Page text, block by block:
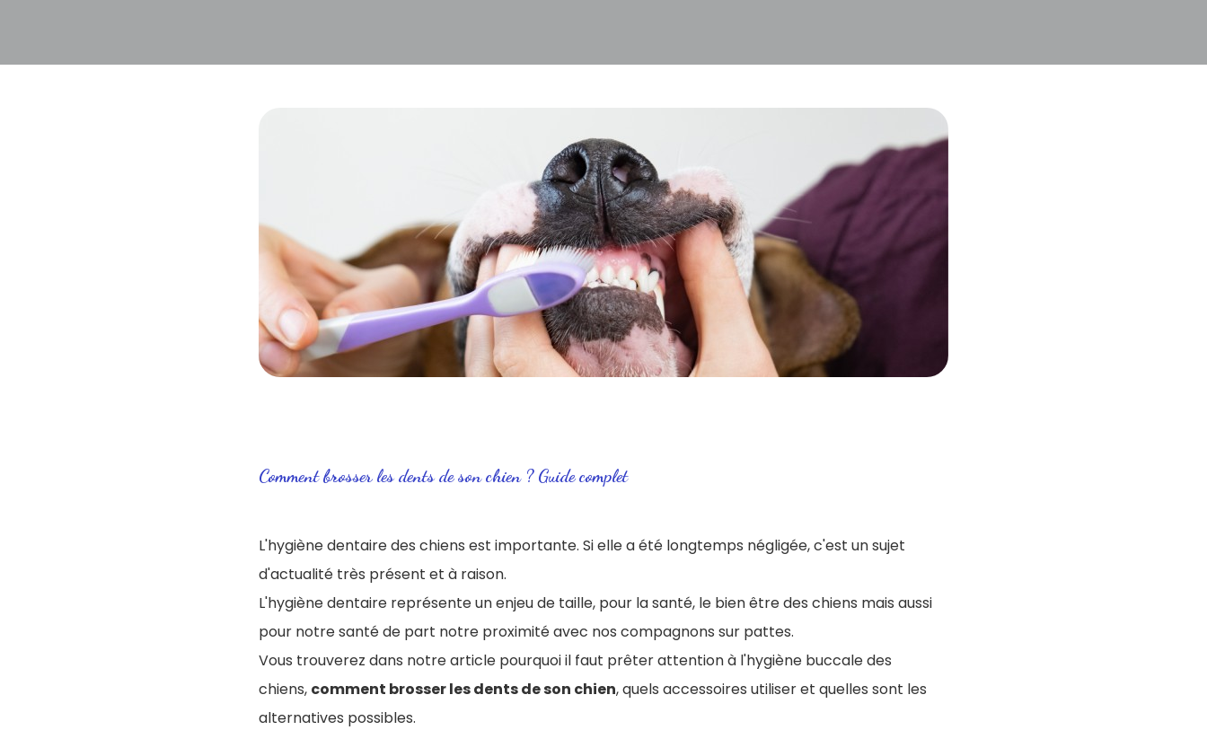
Comment brosser les dents de son chien ? Guide complet
L'hygiène dentaire des chiens est importante. Si elle a été longtemps négligée, c'est un sujet
d'actualité très présent et à raison.
L'hygiène dentaire représente un enjeu de taille, pour la santé, le bien être des chiens mais aussi
pour notre santé de part notre proximité avec nos compagnons sur pattes.
Vous trouverez dans notre article pourquoi il faut prêter attention à l'hygiène buccale des
chiens, comment brosser les dents de son chien, quels accessoires utiliser et quelles sont les
alternatives possibles.